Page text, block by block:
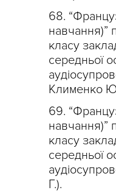
навчання)”
класу
середньої
Клименко
навчання)”
класу
середньої
Г.).